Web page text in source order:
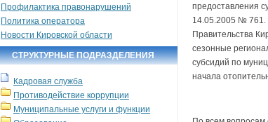
Профилактика правонарушений
Политика оператора
Новости Кировской области
СТРУКТУРНЫЕ ПОДРАЗДЕЛЕНИЯ
Кадровая служба
Противодействие коррупции
Муниципальные услуги и функции
предоставления
14.05.2005 № 761.
Правительства
сезонные
субсидий по
начала